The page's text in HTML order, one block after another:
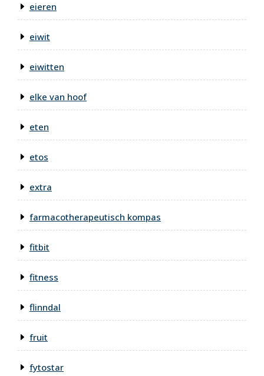
eieren
eiwit
eiwitten
elke van hoof
eten
etos
extra
farmacotherapeutisch kompas
fitbit
fitness
flinndal
fruit
fytostar